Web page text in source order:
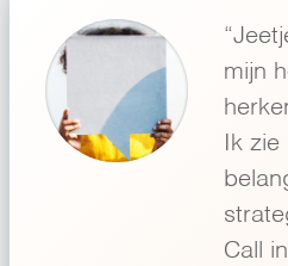
mijn
Ik zie
Call